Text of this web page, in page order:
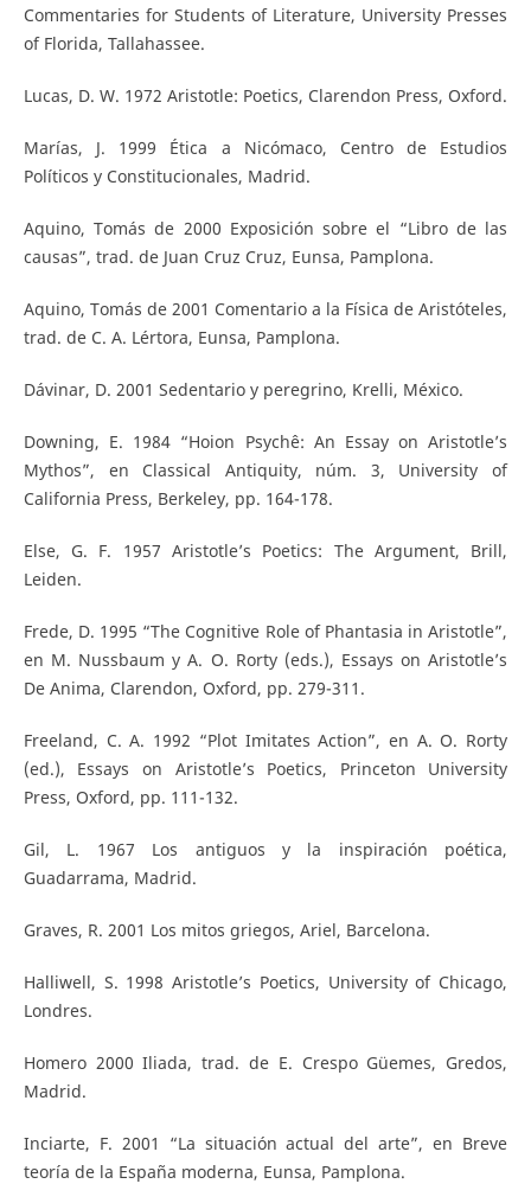
Commentaries for Students of Literature, University Presses
of Florida, Tallahassee.
Lucas, D. W. 1972 Aristotle: Poetics, Clarendon Press, Oxford.
Marías, J. 1999 Ética a Nicómaco, Centro de Estudios
Políticos y Constitucionales, Madrid.
Aquino, Tomás de 2000 Exposición sobre el “Libro de las
causas”, trad. de Juan Cruz Cruz, Eunsa, Pamplona.
Aquino, Tomás de 2001 Comentario a la Física de Aristóteles,
trad. de C. A. Lértora, Eunsa, Pamplona.
Dávinar, D. 2001 Sedentario y peregrino, Krelli, México.
Downing, E. 1984 “Hoion Psychê: An Essay on Aristotle’s
Mythos”, en Classical Antiquity, núm. 3, University of
California Press, Berkeley, pp. 164-178.
Else, G. F. 1957 Aristotle’s Poetics: The Argument, Brill,
Leiden.
Frede, D. 1995 “The Cognitive Role of Phantasia in Aristotle”,
en M. Nussbaum y A. O. Rorty (eds.), Essays on Aristotle’s
De Anima, Clarendon, Oxford, pp. 279-311.
Freeland, C. A. 1992 “Plot Imitates Action”, en A. O. Rorty
(ed.), Essays on Aristotle’s Poetics, Princeton University
Press, Oxford, pp. 111-132.
Gil, L. 1967 Los antiguos y la inspiración poética,
Guadarrama, Madrid.
Graves, R. 2001 Los mitos griegos, Ariel, Barcelona.
Halliwell, S. 1998 Aristotle’s Poetics, University of Chicago,
Londres.
Homero 2000 Iliada, trad. de E. Crespo Güemes, Gredos,
Madrid.
Inciarte, F. 2001 “La situación actual del arte”, en Breve
teoría de la España moderna, Eunsa, Pamplona.